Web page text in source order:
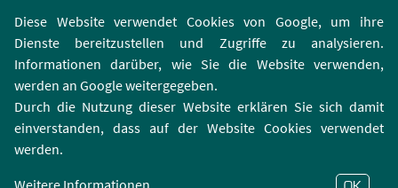
Diese Website verwendet Cookies von Google, um ihre
Dienste bereitzustellen und Zugriffe zu analysieren.
Informationen darüber, wie Sie die Website verwenden,
werden an Google weitergegeben.
Durch die Nutzung dieser Website erklären Sie sich damit
einverstanden, dass auf der Website Cookies verwendet
werden.
Weitere Informationen
.BUZZ-Domain